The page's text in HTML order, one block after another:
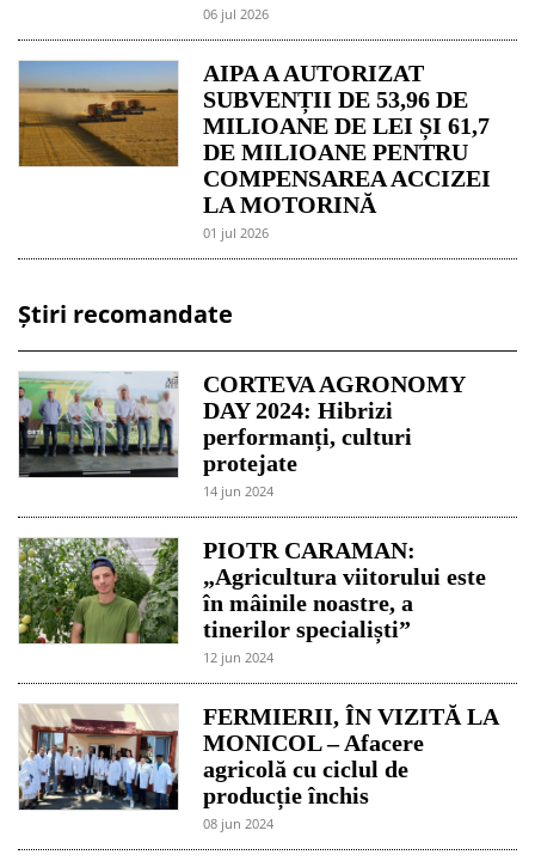
06 jul 2026
AIPA A AUTORIZAT
SUBVENȚII DE 53,96 DE
MILIOANE DE LEI ȘI 61,7
DE MILIOANE PENTRU
COMPENSAREA ACCIZEI
LA MOTORINĂ
01 jul 2026
Știri recomandate
CORTEVA AGRONOMY
DAY 2024: Hibrizi
performanți, culturi
protejate
14 jun 2024
PIOTR CARAMAN:
„Agricultura viitorului este
în mâinile noastre, a
tinerilor specialiști”
12 jun 2024
FERMIERII, ÎN VIZITĂ LA
MONICOL – Afacere
agricolă cu ciclul de
producție închis
08 jun 2024